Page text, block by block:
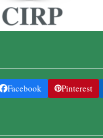
Facebook Pinterest